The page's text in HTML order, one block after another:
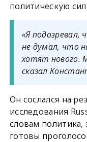
политическую
«Я подозревал,
не думал, что
хотят
сказал
Он сослался на
исследования
словам
готовы